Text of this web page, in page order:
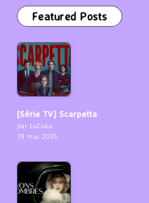
Featured Posts
[Série TV] Scarpetta
par LuCioLe
29 mai 2026